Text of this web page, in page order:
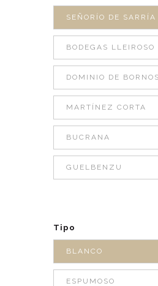
SEÑORÍO DE SARRÍA
BODEGAS LLEIROSO
DOMINIO DE BORNOS
MARTÍNEZ CORTA
BUCRANA
GUELBENZU
Tipo
BLANCO
ESPUMOSO